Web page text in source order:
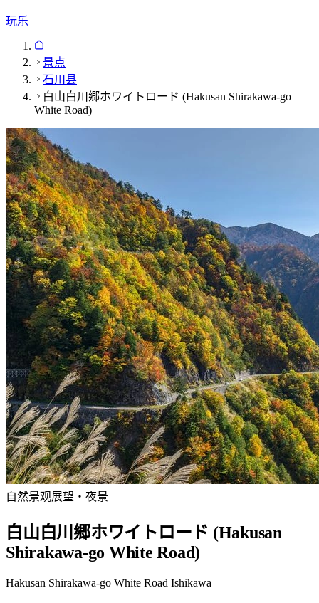
玩乐
景点
石川县
白山白川郷ホワイトロード (Hakusan Shirakawa-go
White Road)
自然景观展望・夜景
白山白川郷ホワイトロード (Hakusan
Shirakawa-go White Road)
Hakusan Shirakawa-go White Road Ishikawa